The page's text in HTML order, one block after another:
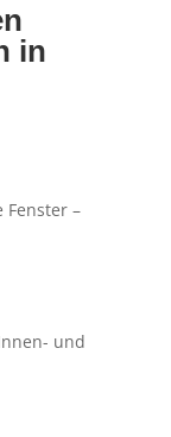
in
–
und